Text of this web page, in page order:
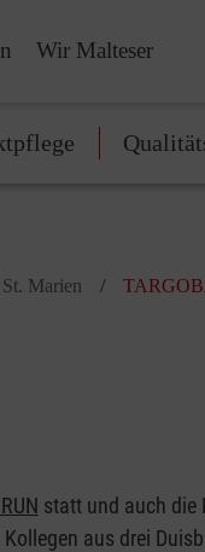
Wir Malteser
Marien
statt und auch die
aus drei